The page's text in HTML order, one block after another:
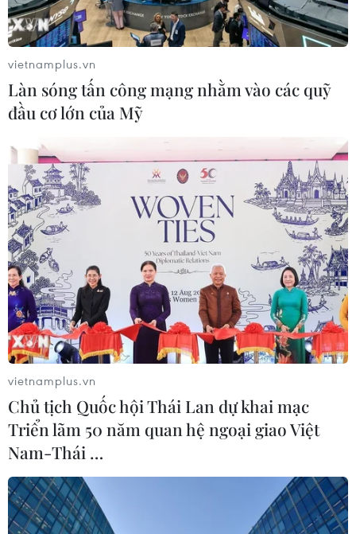
Chuyên gia Singapore: Việt Nam có vị thế
tốt để đưa ASEAN tiến lên
07/02/2020 08:03
Tiến sỹ Frederick Kliem nhận định Việt Nam đã nổi lên
là một trong những nền kinh tế phát triển nhanh nhất và
là ngôi sao sáng của ASEAN.
vietnamplus.vn
Làn sóng tấn công mạng nhằm vào các quỹ
đầu cơ lớn của Mỹ
vietnamplus.vn
Chủ tịch Quốc hội Thái Lan dự khai mạc
Triển lãm 50 năm quan hệ ngoại giao Việt
Nam-Thái …